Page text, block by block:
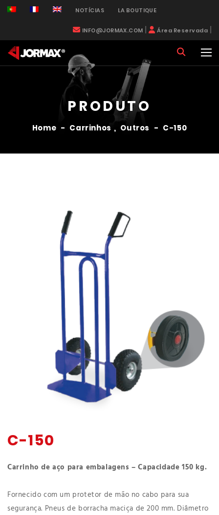
NOTÍCIAS LA BOUTIQUE
INFO@JORMAX.COM | Área Reservada
PRODUTO
Home - Carrinhos , Outros - C-150
C-150
Carrinho de aço para embalagens – Capacidade 150 kg.
Fornecido com um protetor de mão no cabo para sua
segurança. Pneus de borracha maciça de 200 mm. Diâmetro